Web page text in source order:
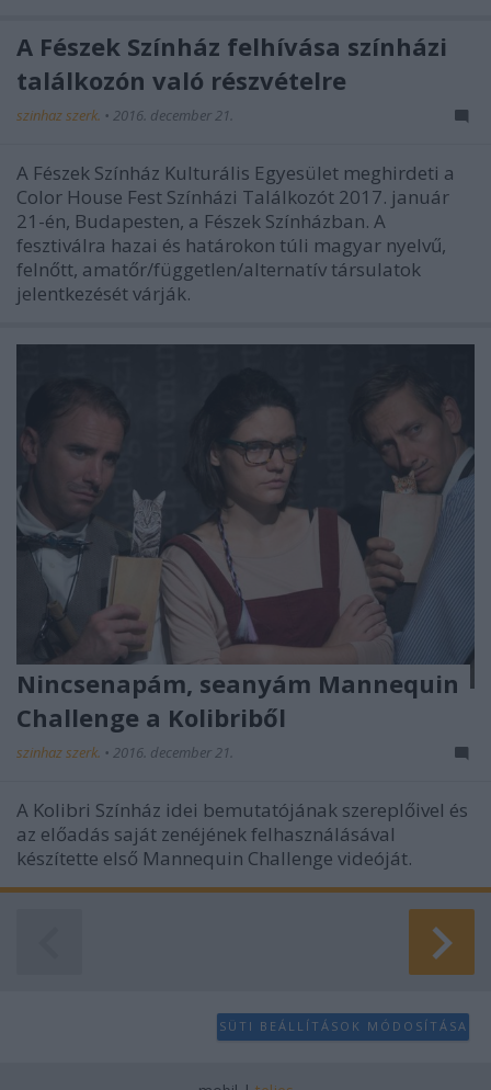
A Fészek Színház felhívása színházi
találkozón való részvételre
szinhaz szerk. • 2016. december 21.
A Fészek Színház Kulturális Egyesület meghirdeti a
Color House Fest Színházi Találkozót 2017. január
21-én, Budapesten, a Fészek Színházban. A
fesztiválra hazai és határokon túli magyar nyelvű,
felnőtt, amatőr/független/alternatív társulatok
jelentkezését várják.
Nincsenapám, seanyám Mannequin
Challenge a Kolibriből
szinhaz szerk. • 2016. december 21.
A Kolibri Színház idei bemutatójának szereplőivel és
az előadás saját zenéjének felhasználásával
készítette első Mannequin Challenge videóját.
SÜTI BEÁLLÍTÁSOK MÓDOSÍTÁSA